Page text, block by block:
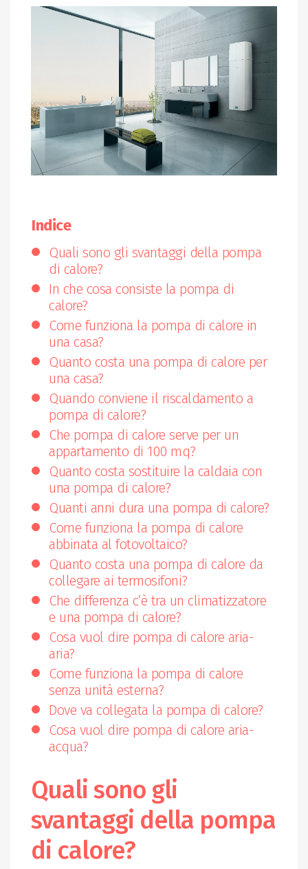
Indice
Quali sono gli svantaggi della pompa
di calore?
In che cosa consiste la pompa di
calore?
Come funziona la pompa di calore in
una casa?
Quanto costa una pompa di calore per
una casa?
Quando conviene il riscaldamento a
pompa di calore?
Che pompa di calore serve per un
appartamento di 100 mq?
Quanto costa sostituire la caldaia con
una pompa di calore?
Quanti anni dura una pompa di calore?
Come funziona la pompa di calore
abbinata al fotovoltaico?
Quanto costa una pompa di calore da
collegare ai termosifoni?
Che differenza c’è tra un climatizzatore
e una pompa di calore?
Cosa vuol dire pompa di calore aria-
aria?
Come funziona la pompa di calore
senza unità esterna?
Dove va collegata la pompa di calore?
Cosa vuol dire pompa di calore aria-
acqua?
Quali sono gli
svantaggi della pompa
di calore?